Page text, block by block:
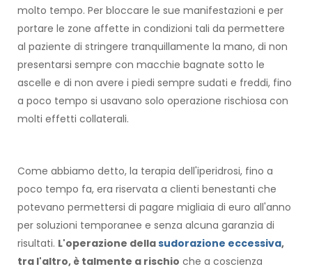
molto tempo. Per bloccare le sue manifestazioni e per
portare le zone affette in condizioni tali da permettere
al paziente di stringere tranquillamente la mano, di non
presentarsi sempre con macchie bagnate sotto le
ascelle e di non avere i piedi sempre sudati e freddi, fino
a poco tempo si usavano solo operazione rischiosa con
molti effetti collaterali.
Come abbiamo detto, la terapia dell'iperidrosi, fino a
poco tempo fa, era riservata a clienti benestanti che
potevano permettersi di pagare migliaia di euro all'anno
per soluzioni temporanee e senza alcuna garanzia di
risultati. L'operazione dellasudorazione eccessiva,
tra l'altro, è talmente a rischio che a coscienza